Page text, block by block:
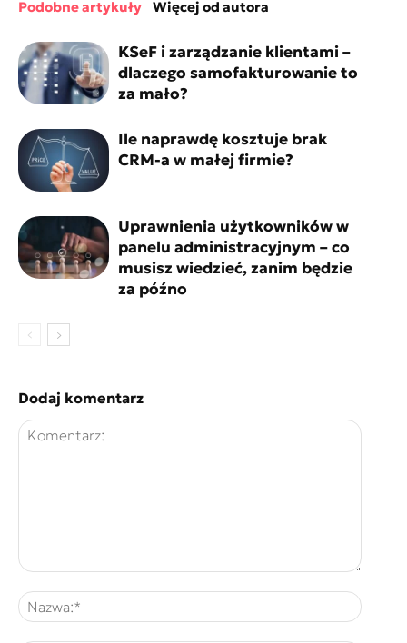
podobne artykuły więcej od autora
KSeF i zarządzanie klientami –
dlaczego samofakturowanie to
za mało?
Ile naprawdę kosztuje brak
CRM-a w małej firmie?
Uprawnienia użytkowników w
panelu administracyjnym – co
musisz wiedzieć, zanim będzie
za późno
Dodaj komentarz